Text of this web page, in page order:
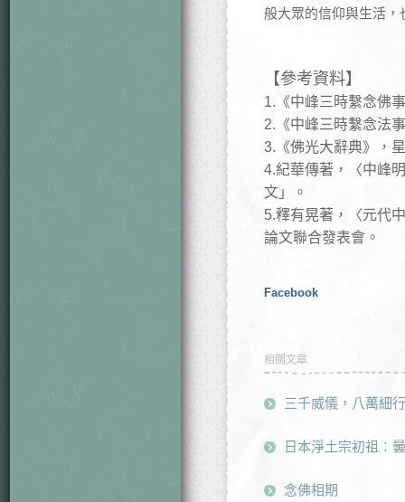
般大眾的信仰與生活
【參考資料】
1.《中峰三時繫念佛
2.《中峰三時繫念法
3.《佛光大辭典》，
4.紀華傳著，〈中峰
文」。
5.釋有晃著，〈元代
論文聯合發表會。
Facebook
相關文章
三千威儀，八萬細行
日本淨土宗初祖：
念佛相期